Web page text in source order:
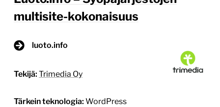
multisite-kokonaisuus
luoto.info
Tekijä: Trimedia Oy
Tärkein teknologia: WordPress